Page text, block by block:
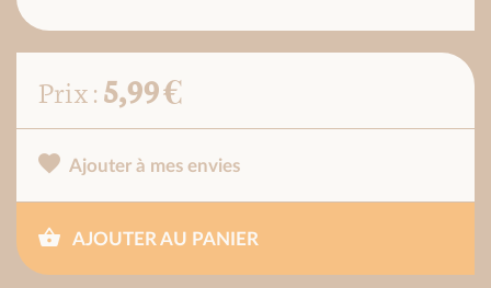
Prix :5,99 €
Ajouter à mes envies
AJOUTER AU PANIER